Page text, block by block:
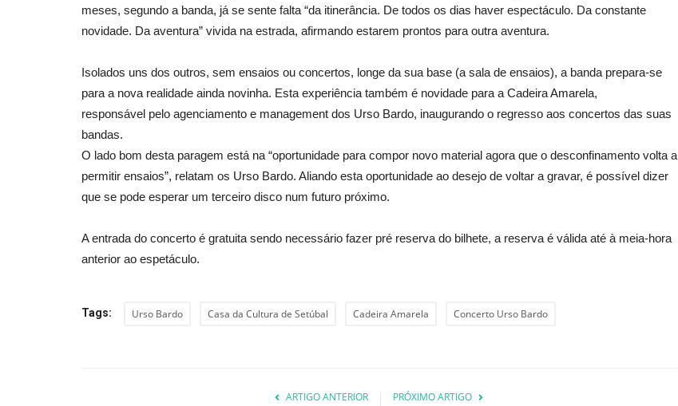
meses, segundo a banda, já se sente falta “da itinerância. De todos os dias haver espectáculo. Da constante
novidade. Da aventura” vivida na estrada, afirmando estarem prontos para outra aventura.
Isolados uns dos outros, sem ensaios ou concertos, longe da sua base (a sala de ensaios), a banda prepara-se
para a nova realidade ainda novinha. Esta experiência também é novidade para a Cadeira Amarela,
responsável pelo agenciamento e management dos Urso Bardo, inaugurando o regresso aos concertos das suas
bandas.
O lado bom desta paragem está na “oportunidade para compor novo material agora que o desconfinamento volta a
permitir ensaios”, relatam os Urso Bardo. Aliando esta oportunidade ao desejo de voltar a gravar, é possível dizer
que se pode esperar um terceiro disco num futuro próximo.
A entrada do concerto é gratuita sendo necessário fazer pré reserva do bilhete, a reserva é válida até à meia-hora
anterior ao espetáculo.
Tags: Urso Bardo Casa da Cultura de Setúbal Cadeira Amarela Concerto Urso Bardo
ARTIGO ANTERIOR PRÓXIMO ARTIGO